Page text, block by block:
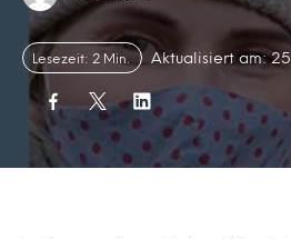
Lesezeit: 2 Min. Aktualisiert am: